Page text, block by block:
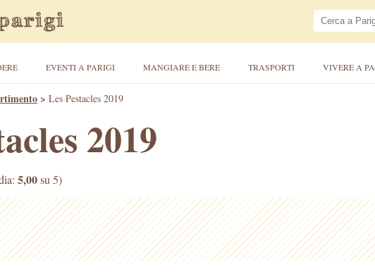
EVENTI A PARIGI MANGIARE E BERE TRASPORTI VIVERE A
> Les Pestacles 2019
2019
5,00su 5)